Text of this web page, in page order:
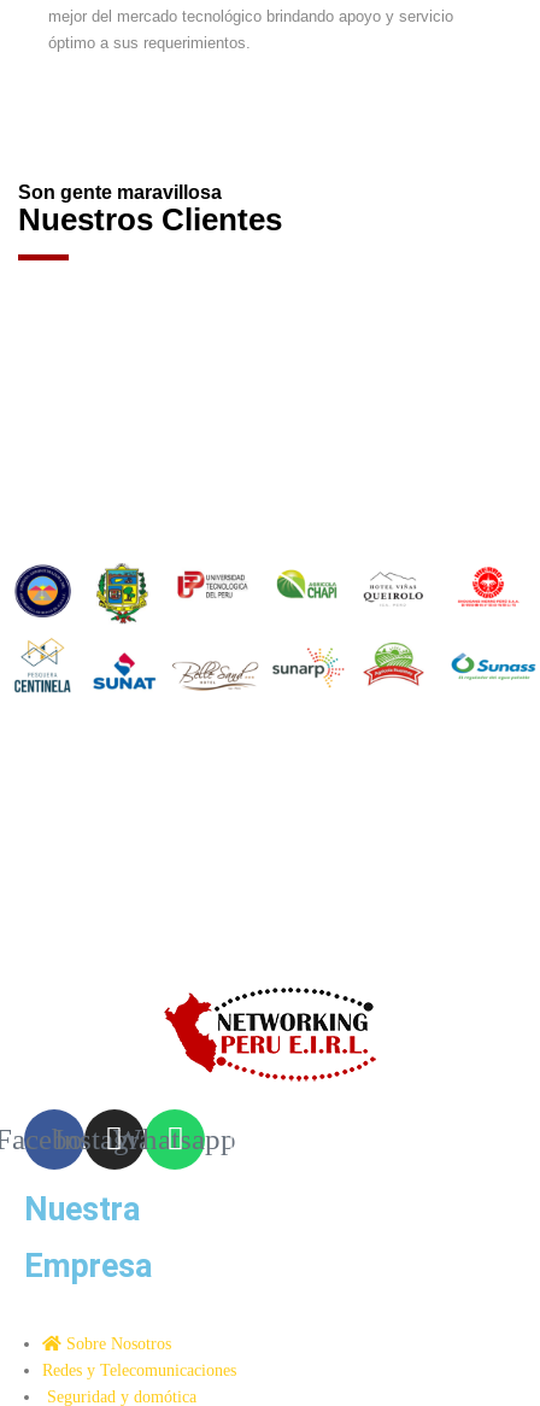
mejor del mercado tecnológico brindando apoyo y servicio
óptimo a sus requerimientos.
Son gente maravillosa
Nuestros Clientes
InstagramWhatsapp
Nuestra
Empresa
Sobre Nosotros
Redes y Telecomunicaciones
Seguridad y domótica